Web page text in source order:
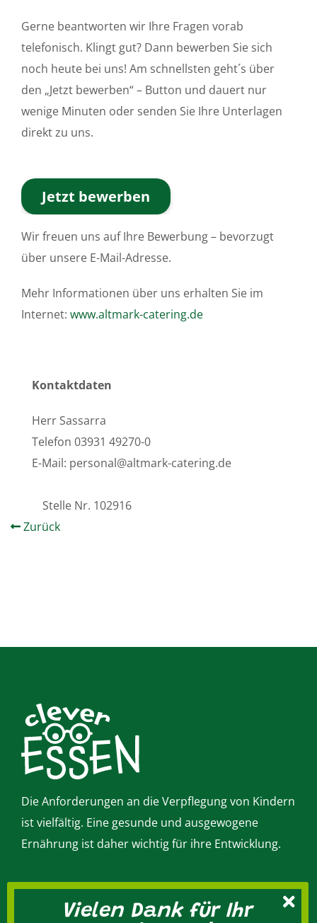
Gerne beantworten wir Ihre Fragen vorab
telefonisch. Klingt gut? Dann bewerben Sie sich
noch heute bei uns! Am schnellsten geht´s über
den „Jetzt bewerben“ – Button und dauert nur
wenige Minuten oder senden Sie Ihre Unterlagen
direkt zu uns.
Jetzt bewerben
Wir freuen uns auf Ihre Bewerbung – bevorzugt
über unsere E-Mail-Adresse.
Mehr Informationen über uns erhalten Sie im
Internet: www.altmark-catering.de
Kontaktdaten
Herr Sassarra
Telefon 03931 49270-0
E-Mail: personal@altmark-catering.de
Stelle Nr. 102916
Zurück
Die Anforderungen an die Verpflegung von Kindern
ist vielfältig. Eine gesunde und ausgewogene
Ernährung ist daher wichtig für ihre Entwicklung.
Kontakt
Vielen Dank für Ihr